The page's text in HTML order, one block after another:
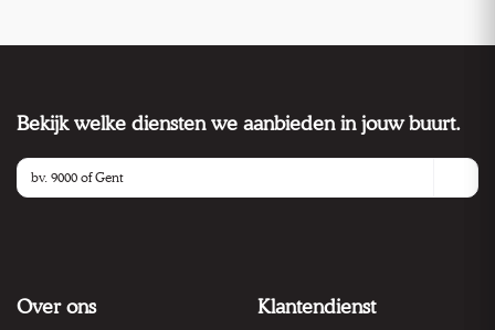
Bekijk welke diensten we aanbieden in jouw buurt.
Over ons Klantendienst